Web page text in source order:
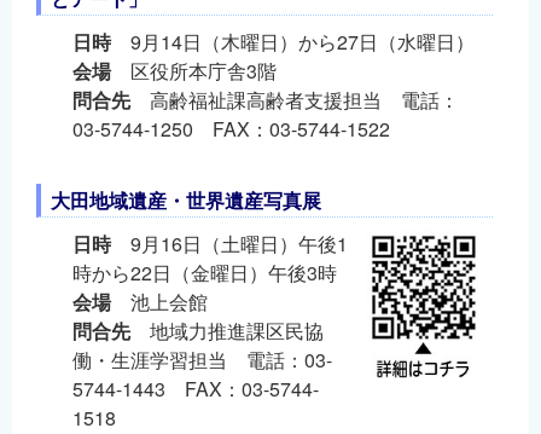
日時9月14日（木曜日）から27日（水曜日）
会場区役所本庁舎3階
問合先高齢福祉課高齢者支援担当 電話：
03-5744-1250 FAX：03-5744-1522
大田地域遺産・世界遺産写真展
日時9月16日（土曜日）午後1
時から22日（金曜日）午後3時
会場池上会館
問合先地域力推進課区民協
働・生涯学習担当 電話：03-
5744-1443 FAX：03-5744-
1518